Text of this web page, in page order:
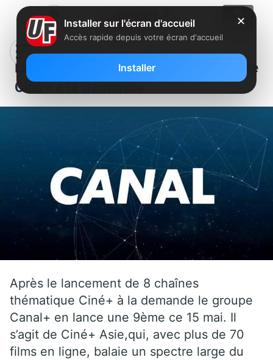
Lancement d’une nouvelle chaîne
Ciné+ à la demande
Après le lancement de 8 chaînes
thématique Ciné+ à la demande le groupe
Canal+ en lance une 9ème ce 15 mai. Il
s’agit de Ciné+ Asie,qui, avec plus de 70
films en ligne, balaie un spectre large du
✕
Installer sur l'écran d'accueil
Accès rapide depuis votre écran d'accueil
Installer